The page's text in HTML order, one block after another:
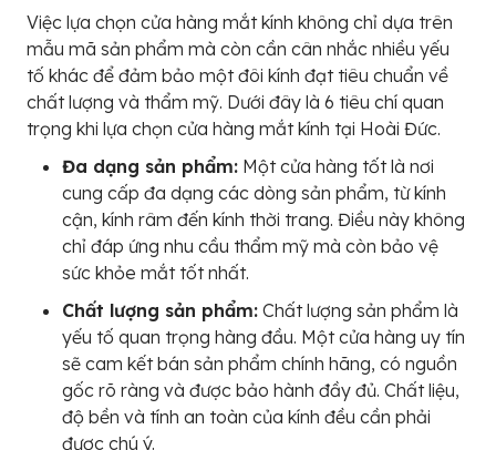
Việc lựa chọn cửa hàng mắt kính không chỉ dựa trên
mẫu mã sản phẩm mà còn cần cân nhắc nhiều yếu
tố khác để đảm bảo một đôi kính đạt tiêu chuẩn về
chất lượng và thẩm mỹ. Dưới đây là 6 tiêu chí quan
trọng khi lựa chọn cửa hàng mắt kính tại Hoài Đức.
Đa dạng sản phẩm: Một cửa hàng tốt là nơi
cung cấp đa dạng các dòng sản phẩm, từ kính
cận, kính râm đến kính thời trang. Điều này không
chỉ đáp ứng nhu cầu thẩm mỹ mà còn bảo vệ
sức khỏe mắt tốt nhất.
Chất lượng sản phẩm: Chất lượng sản phẩm là
yếu tố quan trọng hàng đầu. Một cửa hàng uy tín
sẽ cam kết bán sản phẩm chính hãng, có nguồn
gốc rõ ràng và được bảo hành đầy đủ. Chất liệu,
độ bền và tính an toàn của kính đều cần phải
được chú ý.